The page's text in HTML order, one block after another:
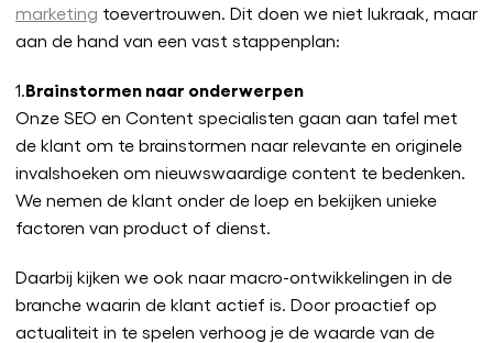
marketing toevertrouwen. Dit doen we niet lukraak, maar
aan de hand van een vast stappenplan:
1.Brainstormen naar onderwerpen
Onze SEO en Content specialisten gaan aan tafel met
de klant om te brainstormen naar relevante en originele
invalshoeken om nieuwswaardige content te bedenken.
We nemen de klant onder de loep en bekijken unieke
factoren van product of dienst.
Daarbij kijken we ook naar macro-ontwikkelingen in de
branche waarin de klant actief is. Door proactief op
actualiteit in te spelen verhoog je de waarde van de